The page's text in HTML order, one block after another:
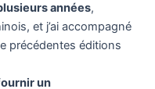
années,
et j’ai accompagné
précédentes éditions
un